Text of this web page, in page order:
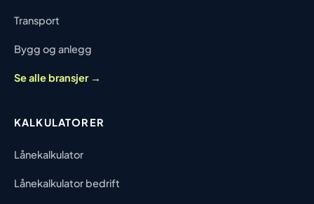
Transport
Bygg og anlegg
Se alle bransjer →
KALKULATORER
Lånekalkulator
Lånekalkulator bedrift